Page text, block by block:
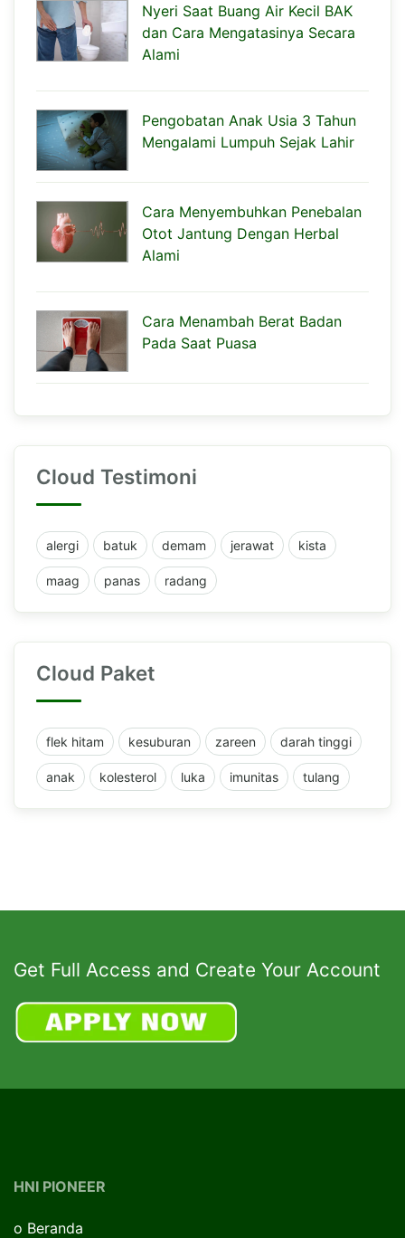
Nyeri Saat Buang Air Kecil BAK
dan Cara Mengatasinya Secara
Alami
Pengobatan Anak Usia 3 Tahun
Mengalami Lumpuh Sejak Lahir
Cara Menyembuhkan Penebalan
Otot Jantung Dengan Herbal
Alami
Cara Menambah Berat Badan
Pada Saat Puasa
Cloud Testimoni
alergi batuk demam jerawat kista
maag panas radang
Cloud Paket
flek hitam kesuburan zareen darah tinggi
anak kolesterol luka imunitas tulang
Get Full Access and Create Your Account
HNI PIONEER
o Beranda